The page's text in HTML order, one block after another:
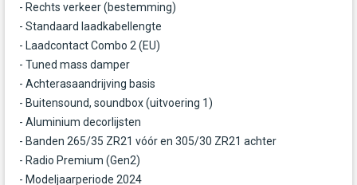
- Rechts verkeer (bestemming)
- Standaard laadkabellengte
- Laadcontact Combo 2 (EU)
- Tuned mass damper
- Achterasaandrijving basis
- Buitensound, soundbox (uitvoering 1)
- Aluminium decorlijsten
- Banden 265/35 ZR21 vóór en 305/30 ZR21 achter
- Radio Premium (Gen2)
- Modeljaarperiode 2024